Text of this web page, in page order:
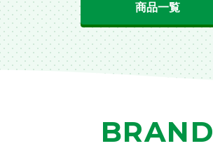
商品一覧
BRAND